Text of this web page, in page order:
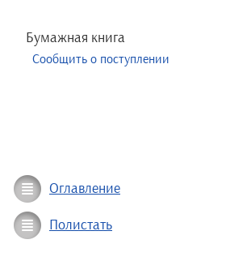
Бумажная книга
Сообщить о поступлении
Оглавление
Полистать